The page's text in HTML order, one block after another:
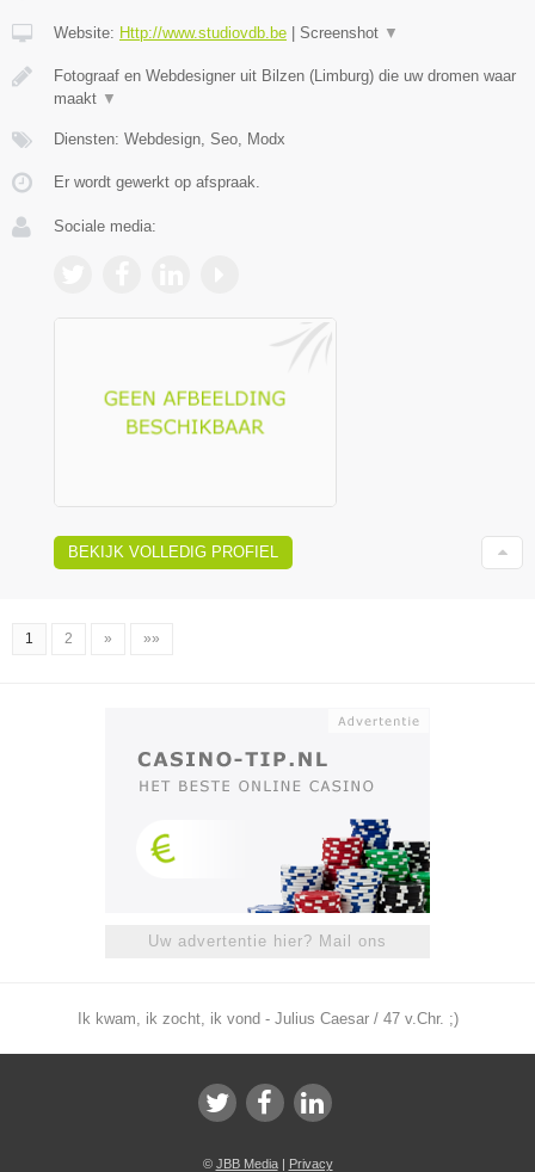
Website: Http://www.studiovdb.be Screenshot ▼
Fotograaf en Webdesigner uit Bilzen (Limburg) die uw dromen waar
maakt ▼
Diensten: Webdesign, Seo, Modx
Er wordt gewerkt op afspraak.
Sociale media:
BEKIJK VOLLEDIG PROFIEL
1 2 » »»
Uw advertentie hier? Mail ons
Ik kwam, ik zocht, ik vond - Julius Caesar / 47 v.Chr. ;)
© JBB Media| Privacy